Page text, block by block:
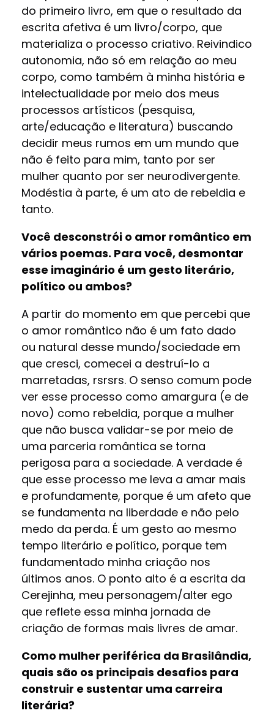
do primeiro livro, em que o resultado da
escrita afetiva é um livro/corpo, que
materializa o processo criativo. Reivindico
autonomia, não só em relação ao meu
corpo, como também à minha história e
intelectualidade por meio dos meus
processos artísticos (pesquisa,
arte/educação e literatura) buscando
decidir meus rumos em um mundo que
não é feito para mim, tanto por ser
mulher quanto por ser neurodivergente.
Modéstia à parte, é um ato de rebeldia e
tanto.
Você desconstrói o amor romântico em
vários poemas. Para você, desmontar
esse imaginário é um gesto literário,
político ou ambos?
A partir do momento em que percebi que
o amor romântico não é um fato dado
ou natural desse mundo/sociedade em
que cresci, comecei a destruí-lo a
marretadas, rsrsrs. O senso comum pode
ver esse processo como amargura (e de
novo) como rebeldia, porque a mulher
que não busca validar-se por meio de
uma parceria romântica se torna
perigosa para a sociedade. A verdade é
que esse processo me leva a amar mais
e profundamente, porque é um afeto que
se fundamenta na liberdade e não pelo
medo da perda. É um gesto ao mesmo
tempo literário e político, porque tem
fundamentado minha criação nos
últimos anos. O ponto alto é a escrita da
Cerejinha, meu personagem/alter ego
que reflete essa minha jornada de
criação de formas mais livres de amar.
Como mulher periférica da Brasilândia,
quais são os principais desafios para
construir e sustentar uma carreira
literária?